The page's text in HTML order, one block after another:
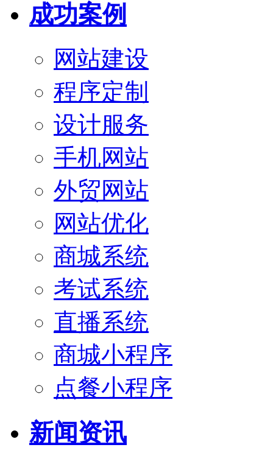
成功案例
网站建设
程序定制
设计服务
手机网站
外贸网站
网站优化
商城系统
考试系统
直播系统
商城小程序
点餐小程序
新闻资讯